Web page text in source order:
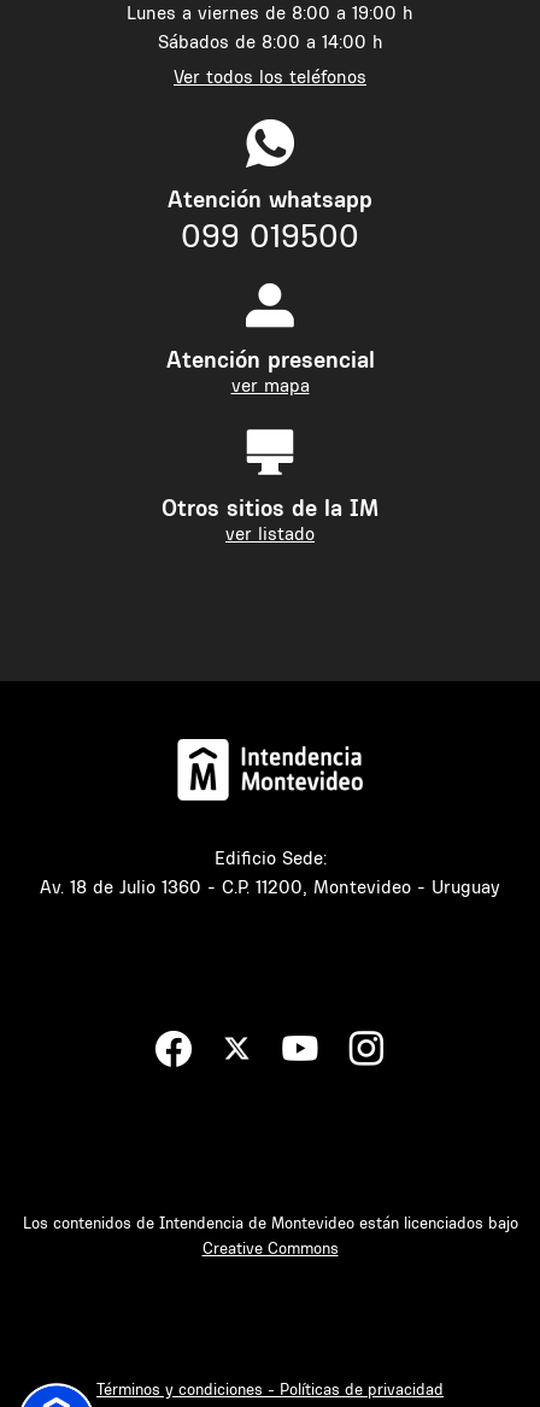
Lunes a viernes de 8:00 a 19:00 h
Sábados de 8:00 a 14:00 h
Ver todos los teléfonos
Atención whatsapp
099 019500
Atención presencial
ver mapa
Otros sitios de la IM
ver listado
Edificio Sede:
Av. 18 de Julio 1360 - C.P. 11200, Montevideo - Uruguay
Los contenidos de Intendencia de Montevideo están licenciados bajo
Creative Commons
Términos y condiciones - Políticas de privacidad